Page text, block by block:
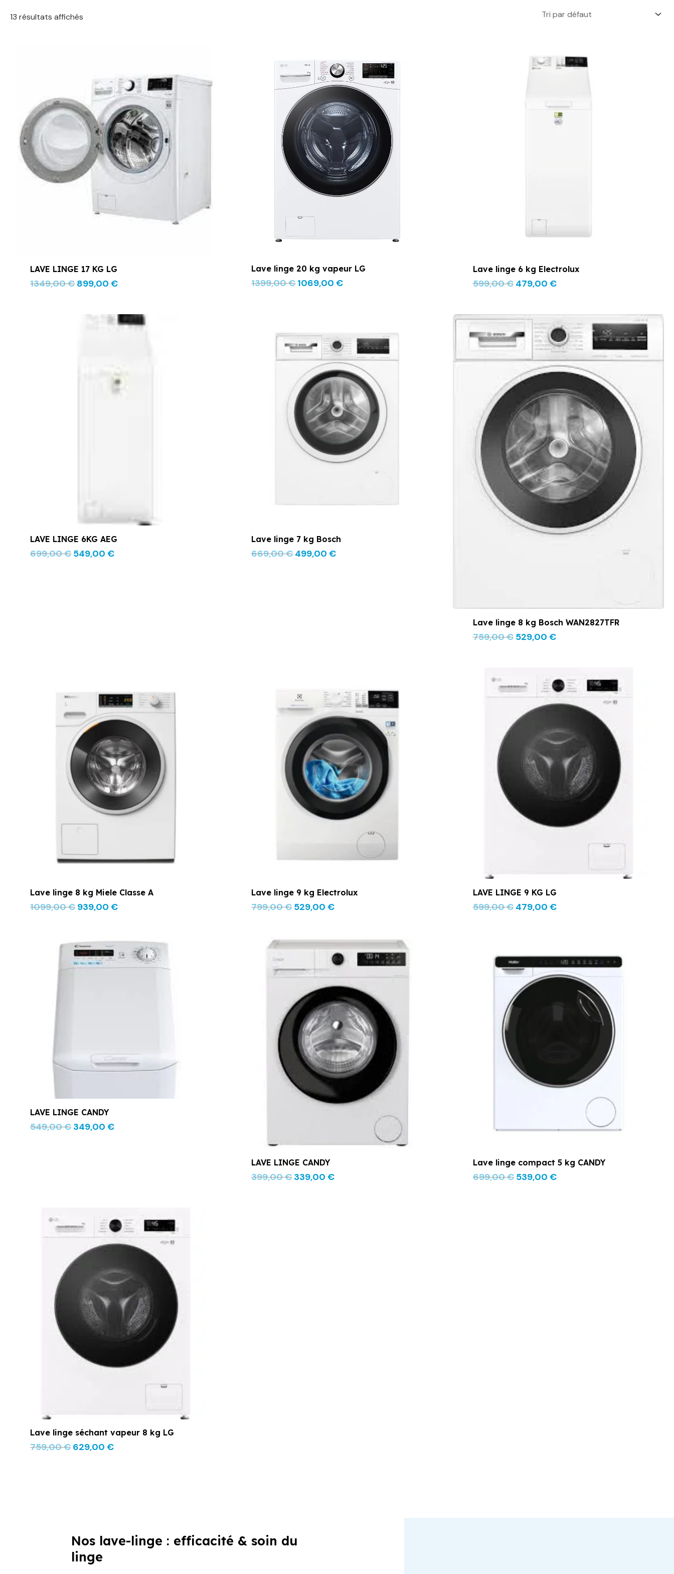
13 résultats affichés
LAVE LINGE 17 KG LG
1349,00€
était :
1349,00 €.
899,00 €
est :
899,00 €.
Lave linge 20 kg vapeur LG
1399,00€
initial
était :
1399,00 €.
1069,00€
prix
actuel
est :
1069,00 €.
Lave linge 6 kg Electrolux
599,00€
initial
479,00 €
prix
actuel
LAVE LINGE 6KG AEG
699,00€ 549,00 €
Le
prix
Lave linge 7 kg Bosch
669,00€
prix
initial
était :
669,00 €.
499,00€
actuel
est :
499,00 €.
Lave linge 8 kg Bosch WAN2827TFR
759,00€
Le
prix
initial
était :
759,00 €.
529,00 €
Le
prix
actuel
est :
529,00 €.
Lave linge 8 kg Miele Classe A
1099,00€
initial
était :
1099,00 €.
939,00 €
actuel
est :
939,00 €.
Lave linge 9 kg Electrolux
799,00€
initial
était :
799,00 €.
529,00€
actuel
est :
529,00 €.
LAVE LINGE 9 KG LG
599,00€
prix
initial
était :
599,00 €.
479,00 €
prix
actuel
est :
479,00 €.
LAVE LINGE CANDY
549,00€
Le
prix
initial
349,00 €
Le
prix
actuel
LAVE LINGE CANDY
399,00€
Le
initial
était :
399,00 €.
339,00€
Le
prix
actuel
est :
339,00 €.
Lave linge compact 5 kg CANDY
699,00€
prix
initial
était :
699,00 €.
539,00 €
prix
actuel
est :
539,00 €.
Lave linge séchant vapeur 8 kg LG
759,00€
prix
initial
était :
759,00 €.
629,00 €
prix
actuel
est :
629,00 €.
Nos lave-linge : efficacité & soin du
linge